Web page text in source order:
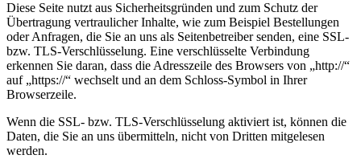
Diese Seite nutzt aus Sicherheitsgründen und zum Schutz der
Übertragung vertraulicher Inhalte, wie zum Beispiel Bestellungen
oder Anfragen, die Sie an uns als Seitenbetreiber senden, eine SSL-
bzw. TLS-Verschlüsselung. Eine verschlüsselte Verbindung
erkennen Sie daran, dass die Adresszeile des Browsers von „http://“
auf „https://“ wechselt und an dem Schloss-Symbol in Ihrer
Browserzeile.
Wenn die SSL- bzw. TLS-Verschlüsselung aktiviert ist, können die
Daten, die Sie an uns übermitteln, nicht von Dritten mitgelesen
werden.